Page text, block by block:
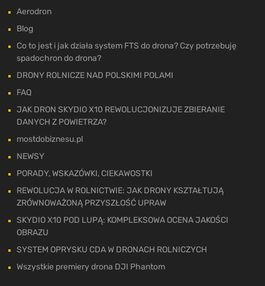
Aerodron
Blog
Co to jest i jak działa system FTS do drona? Czy potrzebuję
spadochron do drona?
DRONY ROLNICZE NAD POLSKIMI POLAMI
FAQ
JAK DRON SKYDIO X10 REWOLUCJONIZUJE ZBIERANIE
DANYCH Z POWIETRZA?
mostdobiznesu.pl
NEWSY
PORADY, WSKAZÓWKI, CIEKAWOSTKI
REWOLUCJA W ROLNICTWIE: JAK DRONY KSZTAŁTUJĄ
ZRÓWNOWAŻONĄ PRZYSZŁOŚĆ UPRAW
SKYDIO X10 POD LUPĄ: KOMPLEKSOWA OCENA JAKOŚCI
OBRAZU
SYSTEM OPRYSKU CDA W DRONACH ROLNICZYCH
Wszystkie premiery drona DJI Phantom